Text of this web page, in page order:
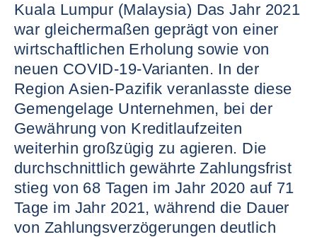
Kuala Lumpur (Malaysia) Das Jahr 2021
war gleichermaßen geprägt von einer
wirtschaftlichen Erholung sowie von
neuen COVID-19-Varianten. In der
Region Asien-Pazifik veranlasste diese
Gemengelage Unternehmen, bei der
Gewährung von Kreditlaufzeiten
weiterhin großzügig zu agieren. Die
durchschnittlich gewährte Zahlungsfrist
stieg von 68 Tagen im Jahr 2020 auf 71
Tage im Jahr 2021, während die Dauer
von Zahlungsverzögerungen deutlich